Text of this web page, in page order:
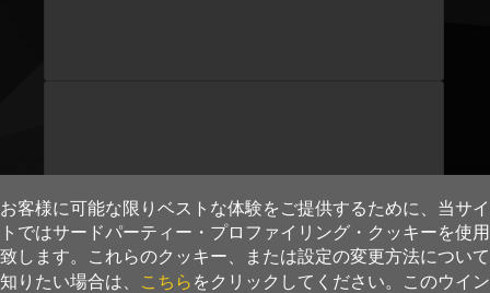
お客様に可能な限りベストな体験をご提供するために、当サイ
トではサードパーティー・プロファイリング・クッキーを使用
致します。これらのクッキー、または設定の変更方法について
知りたい場合は、
こちら をクリックしてください。このウイン